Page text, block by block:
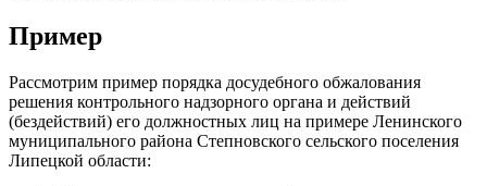
Пример
Рассмотрим пример порядка досудебного обжалования
решения контрольного надзорного органа и действий
(бездействий) его должностных лиц на примере Ленинского
муниципального района Степновского сельского поселения
Липецкой области: